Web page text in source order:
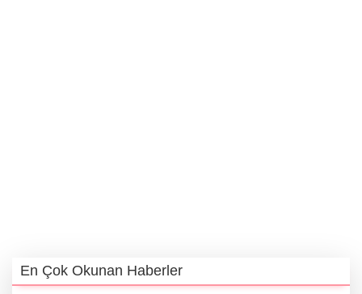
En Çok Okunan Haberler